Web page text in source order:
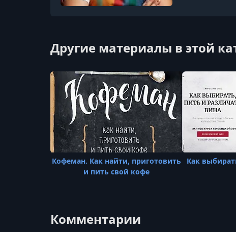
Другие материалы в этой
Кофеман. Как найти, приготовить
и пить свой кофе
Как
Комментарии